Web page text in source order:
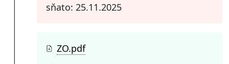
sňato: 25.11.2025
ZO.pdf